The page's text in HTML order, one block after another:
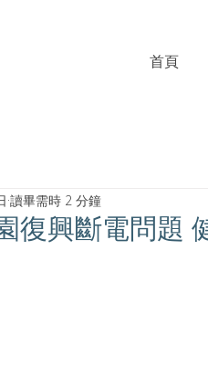
首頁
復興斷電問題
讀畢需時 2 分鐘